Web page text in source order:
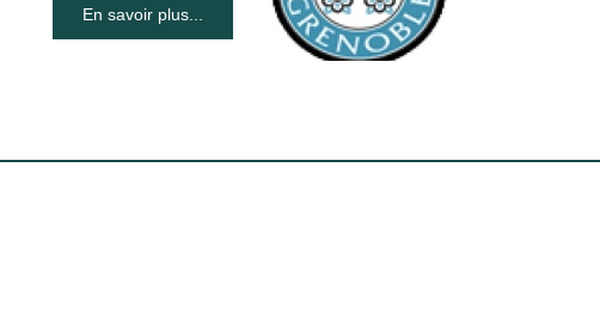
En savoir plus...